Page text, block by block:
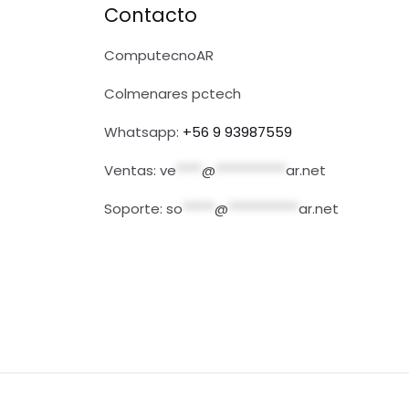
Contacto
ComputecnoAR
Colmenares pctech
Whatsapp: +56 9 93987559
Ventas: ve @
ar.net
Soporte: so @ ar.net